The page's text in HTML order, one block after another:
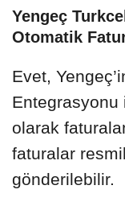
Yengeç
Otomatik
Evet,
olarak
faturalar
gönderilebilir.